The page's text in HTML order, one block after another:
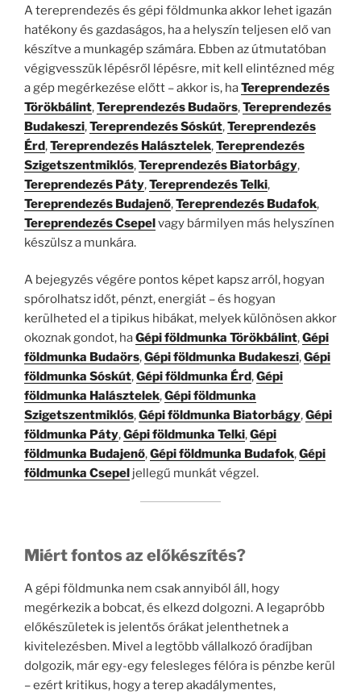
A tereprendezés és gépi földmunka akkor lehet igazán
hatékony és gazdaságos, ha a helyszín teljesen elő van
készítve a munkagép számára. Ebben az útmutatóban
végigvesszük lépésről lépésre, mit kell elintézned még
a gép megérkezése előtt – akkor is, haTereprendezés
Törökbálint,Tereprendezés Budaörs,Tereprendezés
Budakeszi,Tereprendezés Sóskút,Tereprendezés
Érd,Tereprendezés Halásztelek,Tereprendezés
Szigetszentmiklós,Tereprendezés Biatorbágy,
Tereprendezés Páty,Tereprendezés Telki,
Tereprendezés Budajenő,Tereprendezés Budafok,
Tereprendezés Csepelvagy bármilyen más helyszínen
készülsz a munkára.
A bejegyzés végére pontos képet kapsz arról, hogyan
spórolhatsz időt, pénzt, energiát – és hogyan
kerülheted el a tipikus hibákat, melyek különösen akkor
okoznak gondot, haGépi földmunka Törökbálint,Gépi
földmunka Budaörs,Gépi földmunka Budakeszi,Gépi
földmunka Sóskút,Gépi földmunka Érd,Gépi
földmunka Halásztelek,Gépi földmunka
Szigetszentmiklós,Gépi földmunka Biatorbágy,Gépi
földmunka Páty,Gépi földmunka Telki,Gépi
földmunka Budajenő,Gépi földmunka Budafok,Gépi
földmunka Csepel jellegű munkát végzel.
Miért fontos az előkészítés?
A gépi földmunka nem csak annyiból áll, hogy
megérkezik a bobcat, és elkezd dolgozni. A legapróbb
előkészületek is jelentős órákat jelenthetnek a
kivitelezésben. Mivel a legtöbb vállalkozó óradíjban
dolgozik, már egy-egy felesleges félóra is pénzbe kerül
– ezért kritikus, hogy a terep akadálymentes,